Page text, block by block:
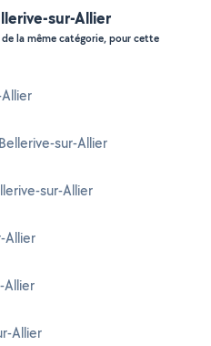
sur-Allier
la même catégorie, pour cette
sur-Allier
sur-Allier
Allier
Allier
Allier